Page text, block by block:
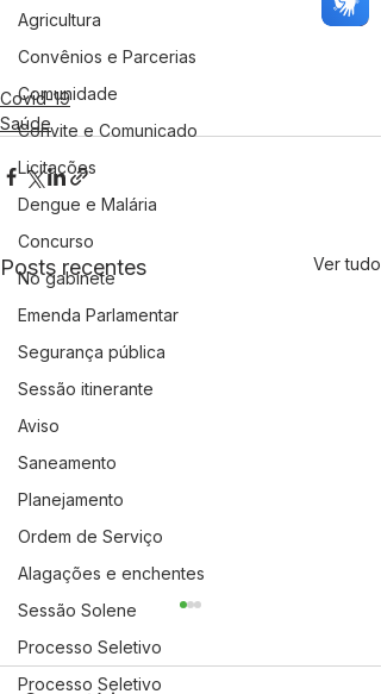
Agricultura
Convênios e Parcerias
Comunidade
Convite e Comunicado
Licitações
Dengue e Malária
Concurso
No gabinete
Emenda Parlamentar
Segurança pública
Sessão itinerante
Aviso
Saneamento
Planejamento
Ordem de Serviço
Alagações e enchentes
Sessão Solene
Processo Seletivo
Processo Seletivo
Covid-19
Saúde
Posts recentes Ver tudo